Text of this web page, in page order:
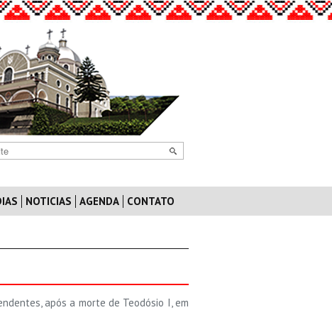
NOTICIAS AGENDA CONTATO
após a morte de Teodósio I, em